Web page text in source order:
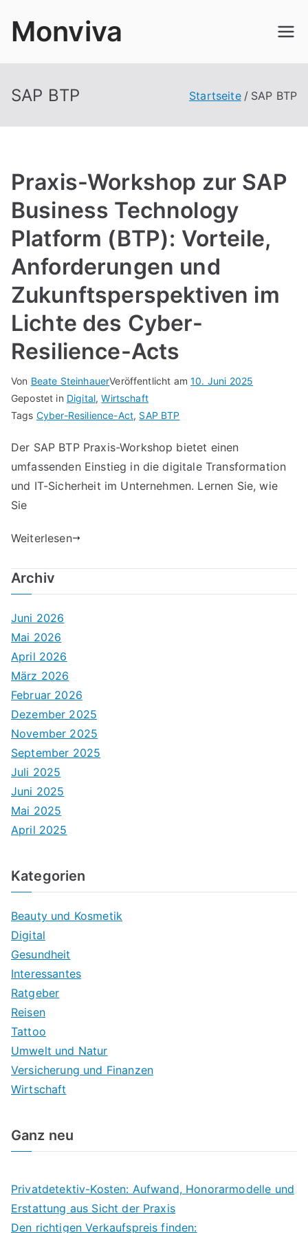
InhaltMonviva
SAP BTP Startseite SAP BTP
Praxis-Workshop zur SAP
Business Technology
Platform (BTP): Vorteile,
Anforderungen und
Zukunftsperspektiven im
Lichte des Cyber-
Resilience-Acts
Von Beate SteinhauerVeröffentlicht am10. Juni 2025
Gepostet in Digital,Wirtschaft
Tags Cyber-Resilience-Act, SAP BTP
Der SAP BTP Praxis-Workshop bietet einen
umfassenden Einstieg in die digitale Transformation
und IT-Sicherheit im Unternehmen. Lernen Sie, wie
Sie
Weiterlesen
Archiv
Juni 2026
Mai 2026
April 2026
März 2026
Februar 2026
Dezember 2025
November 2025
September 2025
Juli 2025
Juni 2025
Mai 2025
April 2025
Kategorien
Beauty und Kosmetik
Digital
Gesundheit
Interessantes
Ratgeber
Reisen
Tattoo
Umwelt und Natur
Versicherung und Finanzen
Wirtschaft
Ganz neu
Privatdetektiv-Kosten: Aufwand, Honorarmodelle und
Erstattung aus Sicht der Praxis
Den richtigen Verkaufspreis finden: